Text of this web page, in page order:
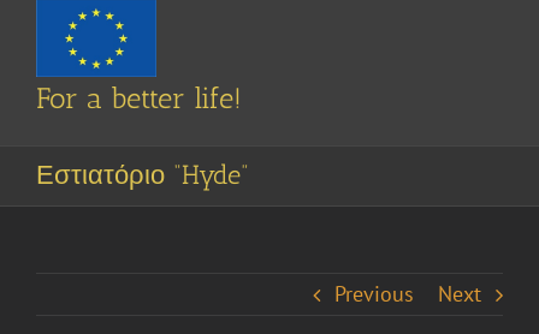
For a better life!
Εστιατόριο “Hyde”
Previous Next